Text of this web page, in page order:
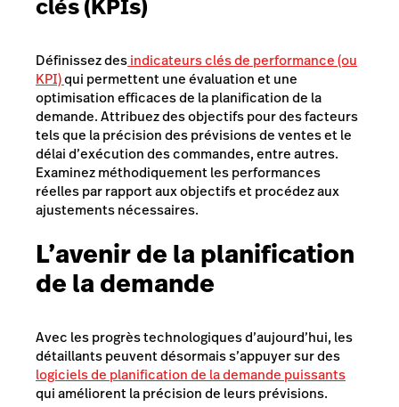
clés (KPIs)
Définissez desindicateurs clés de performance (ou
KPI)qui permettent une évaluation et une
optimisation efficaces de la planification de la
demande. Attribuez des objectifs pour des facteurs
tels que la précision des prévisions de ventes et le
délai d’exécution des commandes, entre autres.
Examinez méthodiquement les performances
réelles par rapport aux objectifs et procédez aux
ajustements nécessaires.
L’avenir de la planification
de la demande
Avec les progrès technologiques d’aujourd’hui, les
détaillants peuvent désormais s’appuyer sur des
logiciels de planification de la demande puissants
qui améliorent la précision de leurs prévisions.